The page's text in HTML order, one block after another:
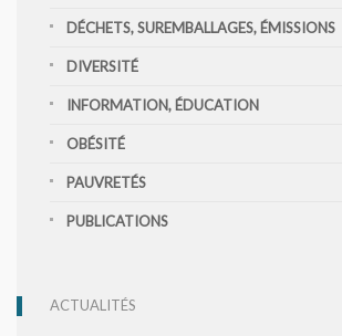
DÉCHETS, SUREMBALLAGES, ÉMISSIONS
DIVERSITÉ
INFORMATION, ÉDUCATION
OBÉSITÉ
PAUVRETÉS
PUBLICATIONS
ACTUALITÉS